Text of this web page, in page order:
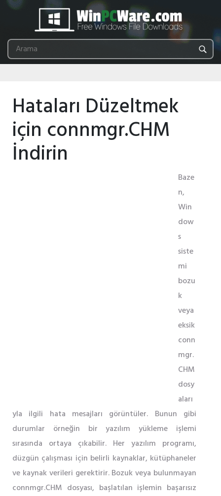
Hataları Düzeltmek
için connmgr.CHM
İndirin
Baze
n,
Win
dow
s
siste
mi
bozu
k
veya
eksik
conn
mgr.
CHM
dosy
aları
yla ilgili hata mesajları görüntüler. Bunun gibi
durumlar örneğin bir yazılım yükleme işlemi
sırasında ortaya çıkabilir. Her yazılım programı,
düzgün çalışması için belirli kaynaklar, kütüphaneler
ve kaynak verileri gerektirir. Bozuk veya bulunmayan
connmgr.CHM dosyası, başlatılan işlemin başarısız